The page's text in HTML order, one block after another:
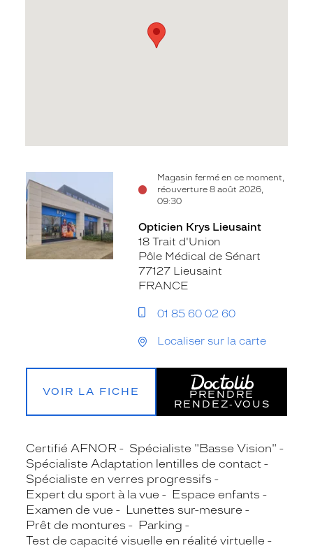
Magasin fermé en ce moment,
réouverture 8 août 2026,
09:30
Voir
la
fiche
Opticien Krys Lieusaint
18 Trait d'Union
Pôle Médical de Sénart
77127 Lieusaint
FRANCE
01 85 60 02 60
Localiser sur la carte
VOIR LA FICHE
PRENDRE
RENDEZ‑VOUS
Certifié AFNOR
Spécialiste "Basse Vision"
Spécialiste Adaptation lentilles de contact
Spécialiste en verres progressifs
Expert du sport à la vue
Espace enfants
Examen de vue
Lunettes sur-mesure
Prêt de montures
Parking
Test de capacité visuelle en réalité virtuelle